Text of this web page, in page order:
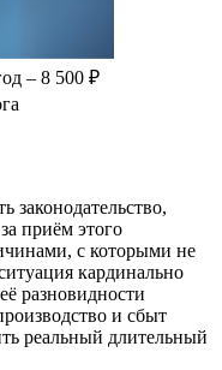
– 8 500 ₽
приём этого
с которыми не
кардинально
разновидности
и сбыт
реальный длительный